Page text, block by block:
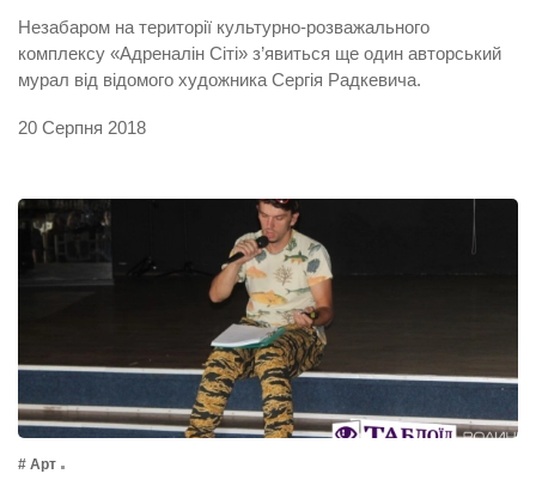
Незабаром на території культурно-розважального
комплексу «Адреналін Сіті» з’явиться ще один авторський
мурал від відомого художника Сергія Радкевича.
20 Серпня 2018
# Арт